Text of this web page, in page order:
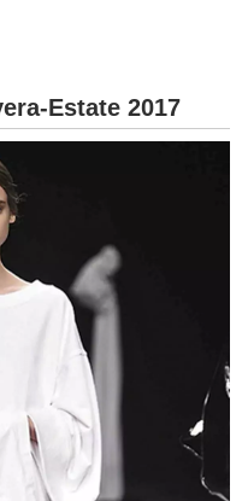
Estate 2017